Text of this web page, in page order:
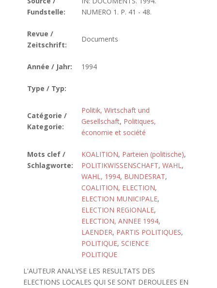
Fundstelle:
NUMERO 1. P. 41 - 48.
Revue /
Zeitschrift:
Documents
Année / Jahr: 1994
Type / Typ:
Catégorie /
Kategorie:
Politik, Wirtschaft und
Gesellschaft, Politiques,
économie et société
Mots clef /
Schlagworte:
KOALITION, Parteien (politische),
POLITIKWISSENSCHAFT, WAHL,
WAHL, 1994, BUNDESRAT,
COALITION, ELECTION,
ELECTION MUNICIPALE,
ELECTION REGIONALE,
ELECTION, ANNEE 1994,
LAENDER, PARTIS POLITIQUES,
POLITIQUE, SCIENCE
POLITIQUE
L'AUTEUR ANALYSE LES RESULTATS DES
ELECTIONS LOCALES QUI SE SONT DEROULEES EN